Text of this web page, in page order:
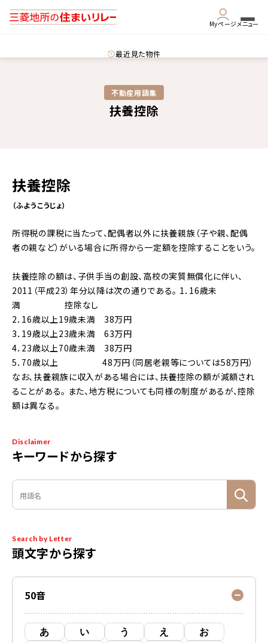
Myページメニュー
最近見た物件
不動産用語集​
扶養控除
Disclaimer
キーワードから探す
Search by Letter
頭文字から探す
50音
あ い う え
お
扶養控除
（ふようこうじょ）
所得税の課税に当たって、配偶者以外に扶養親族（子や親、配偶
者の親など）がいる場合に所得から一定額を控除することをいう。
扶養控除の額は、子供手当の創設、高校の実質無償化に伴い、
2011（平成23）年分以降は次の通りである。 1．16歳未
満 控除なし
2．16歳以上19歳未満 38万円
3．19歳以上23歳未満 63万円
4．23歳以上70歳未満 38万円
5．70歳以上 48万円（同居老親等については58万円）
なお、扶養親族に収入がある場合には、扶養控除の額が減額され
ることがある。 また、地方税についても同様の制度があるが、控除
額は異なる。